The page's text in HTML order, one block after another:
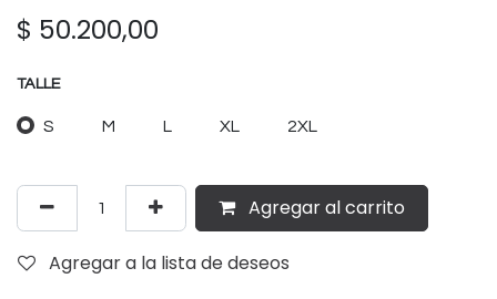
$ 50.200,00
TALLE
S M L XL 2XL
Agregar al carrito
Agregar a la lista de deseos